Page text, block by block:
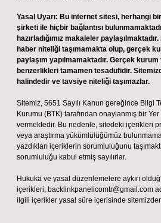
Yasal Uyarı: Bu internet sitesi, herhangi
şirketi ile hiçbir bağlantısı
hazırladığımız makaleler
haber niteliği taşımamakta olup, gerçek
paylaşım yapılmamaktadır. Gerçek
benzerlikleri tamamen tesadüfidir.
halindedir ve tavsiye niteliği taşımazlar.
Sitemiz, 5651 Sayılı Kanun gereğince Bilgi
Kurumu (BTK) tarafından onaylanmış bir
vermektedir. Bu nedenle, sitedeki içerikleri
veya araştırma yükümlülüğümüz
yazdıkları içeriklerin sorumluluğunu
sorumluluğu kabul etmiş sayılırlar.
Hukuka ve yasal düzenlemelere aykırı
içerikleri, backlinkpanelicomtr@gmail.com
ilgili içerikler yasal süre içerisinde sitemizden